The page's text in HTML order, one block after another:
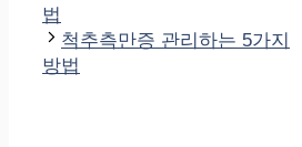
법
척추측만증 관리하는 5가지
방법